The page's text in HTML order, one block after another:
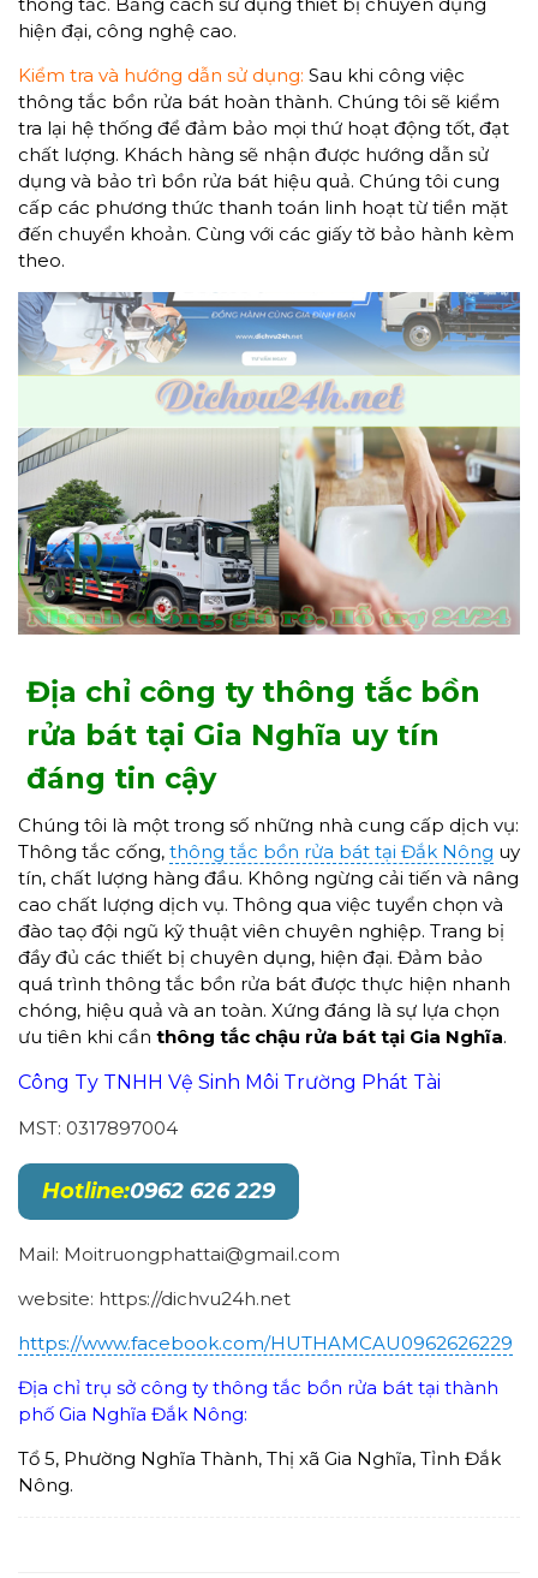
hiện đại, công nghệ cao.
Kiểm tra và hướng dẫn sử dụng: Sau khi công việc
thông tắc bồn rửa bát hoàn thành. Chúng tôi sẽ kiểm
tra lại hệ thống để đảm bảo mọi thứ hoạt động tốt, đạt
chất lượng. Khách hàng sẽ nhận được hướng dẫn sử
dụng và bảo trì bồn rửa bát hiệu quả. Chúng tôi cung
cấp các phương thức thanh toán linh hoạt từ tiền mặt
đến chuyển khoản. Cùng với các giấy tờ bảo hành kèm
theo.
Địa chỉ công tythông tắc bồn
rửa bát tại Gia Nghĩa uy tín
đáng tin cậy
Chúng tôi là một trong số những nhà cung cấp dịch vụ:
Thông tắc cống, thông tắc bồn rửa bát tại Đắk Nông uy
tín, chất lượng hàng đầu. Không ngừng cải tiến và nâng
cao chất lượng dịch vụ. Thông qua việc tuyển chọn và
đào taọ đội ngũ kỹ thuật viên chuyên nghiệp. Trang bị
đầy đủ các thiết bị chuyên dụng, hiện đại. Đảm bảo
quá trình thông tắc bồn rửa bát được thực hiện nhanh
chóng, hiệu quả và an toàn. Xứng đáng là sự lựa chọn
ưu tiên khi cần thông tắc chậu rửa bát tại Gia Nghĩa.
Công Ty TNHH Vệ Sinh Môi Trường Phát Tài
MST: 0317897004
Hotline:0962 626 229
Mail: Moitruongphattai@gmail.com
website: https://dichvu24h.net
https://www.facebook.com/HUTHAMCAU0962626229
Địa chỉ trụ sở công ty thông tắc bồn rửa bát tại thành
phố Gia Nghĩa Đắk Nông:
Tổ 5, Phường Nghĩa Thành, Thị xã Gia Nghĩa, Tỉnh Đắk
Nông.